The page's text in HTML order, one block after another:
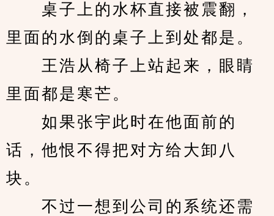
桌子上的水杯直接被震翻，
里面的水倒的桌子上到处都是。
王浩从椅子上站起来，眼睛
里面都是寒芒。
如果张宇此时在他面前的
话，他恨不得把对方给大卸八
块。
不过一想到公司的系统还需